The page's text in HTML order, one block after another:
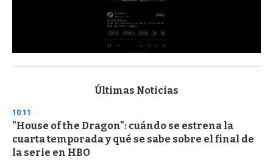
s
d
s
o
f
3
Últimas Noticias
10:11
"House of the Dragon": cuándo se estrena la
cuarta temporada y qué se sabe sobre el final de
la serie en HBO